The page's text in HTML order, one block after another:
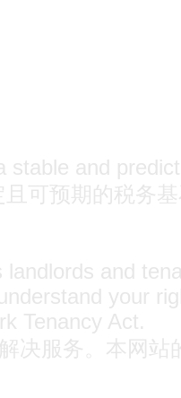
and
可预期的税务
and
your
Tenancy Act.
决服务。本网